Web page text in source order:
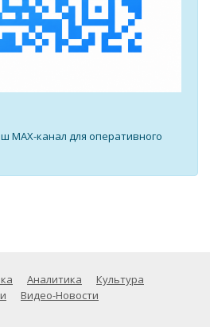
MAX-канал для оперативного
Аналитика
Культура
Видео-Новости